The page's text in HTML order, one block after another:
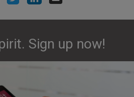
Sign up now!